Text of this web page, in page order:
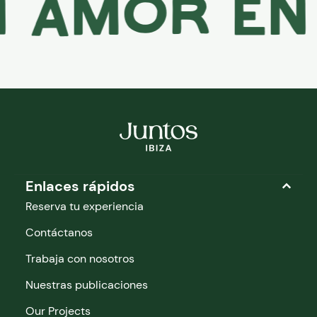
en
Enlaces rápidos
Reserva tu experiencia
Contáctanos
Trabaja con nosotros
Nuestras publicaciones
Our Projects